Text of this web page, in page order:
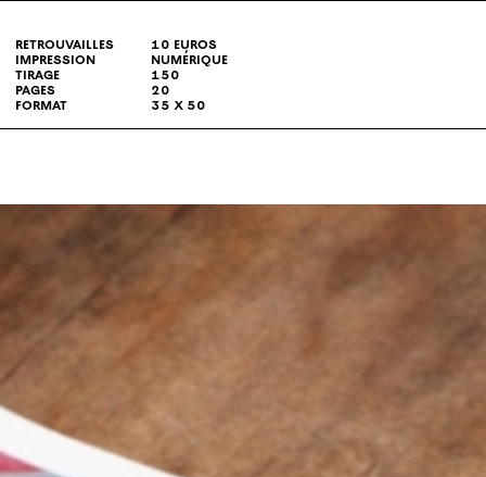
retrouvailles 10 euros
impression numérique
tirage 150
pages 20
format 35 x 50